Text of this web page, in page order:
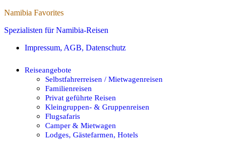
Namibia Favorites
Spezialisten für Namibia-Reisen
Impressum, AGB, Datenschutz
Reiseangebote
Selbstfahrerreisen / Mietwagenreisen
Familienreisen
Privat geführte Reisen
Kleingruppen- & Gruppenreisen
Flugsafaris
Camper & Mietwagen
Lodges, Gästefarmen, Hotels